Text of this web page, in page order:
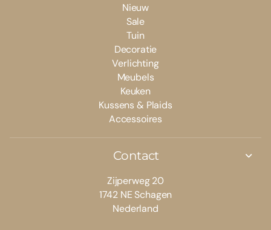
Nieuw
Sale
Tuin
Decoratie
Verlichting
Meubels
Keuken
Kussens & Plaids
Accessoires
Contact
Zijperweg 20
1742 NE Schagen
Nederland